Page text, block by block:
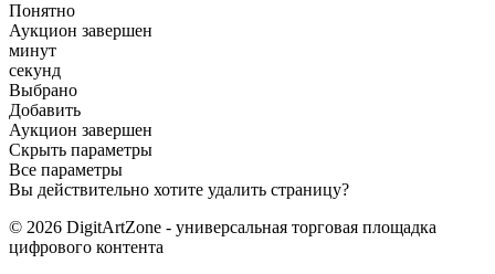
Понятно
Аукцион завершен
минут
секунд
Выбрано
Добавить
Аукцион завершен
Скрыть параметры
Все параметры
Вы действительно хотите удалить страницу?
© 2026 DigitArtZone - универсальная торговая площадка
цифрового контента